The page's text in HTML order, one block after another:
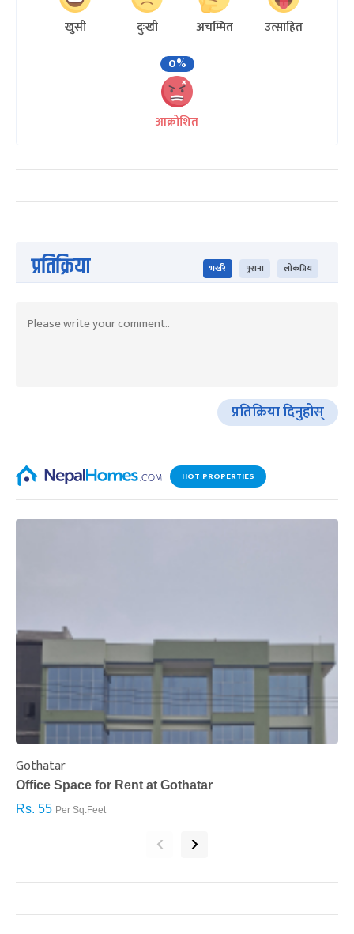
खुसी दुःखी अचम्मित
उत्साहित
0%
आक्रोशित
प्रतिक्रिया भर्खरै पुराना लोकप्रिय
प्रतिक्रिया दिनुहोस्
HOT PROPERTIES
Gothatar
Office Space for Rent at Gothatar
Rs. 55 Per Sq.Feet
‹ ›